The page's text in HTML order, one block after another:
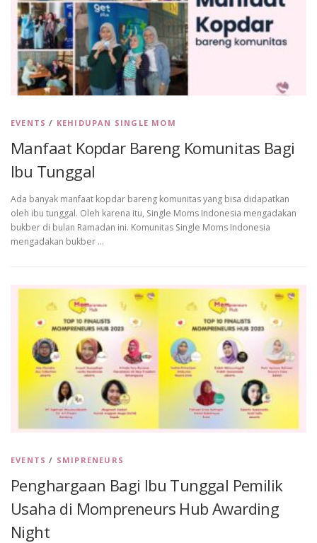
EVENTS / KEHIDUPAN SINGLE MOM
Manfaat Kopdar Bareng Komunitas Bagi
Ibu Tunggal
Ada banyak manfaat kopdar bareng komunitas yang bisa didapatkan
oleh ibu tunggal. Oleh karena itu, Single Moms Indonesia mengadakan
bukber di bulan Ramadan ini. Komunitas Single Moms Indonesia
mengadakan bukber …
EVENTS / SMIPRENEURS
Penghargaan Bagi Ibu Tunggal Pemilik
Usaha di Mompreneurs Hub Awarding
Night